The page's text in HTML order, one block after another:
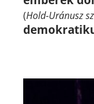
(Hold-Uránusz